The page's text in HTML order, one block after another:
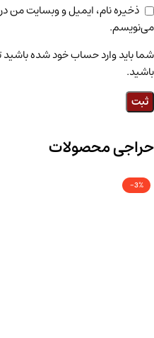
ذخیره نام، ایمیل و وبسایت من در
می‌نویسم.
شما باید وارد حساب خود شده باشید
باشید.
حراجی محصولات
-3%